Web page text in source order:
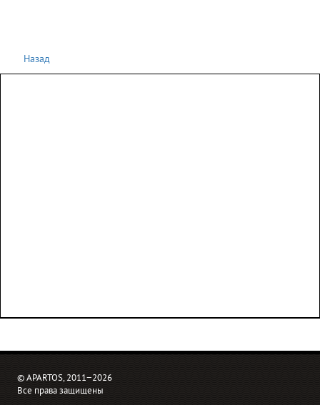
Назад
© APARTOS, 2011−2026
Все права защищены